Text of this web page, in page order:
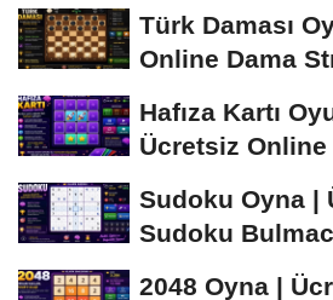
Türk Daması
Online Dama
Hafıza Kartı
Ücretsiz Online
Sudoku Oyna |
Sudoku
2048 Oyna |